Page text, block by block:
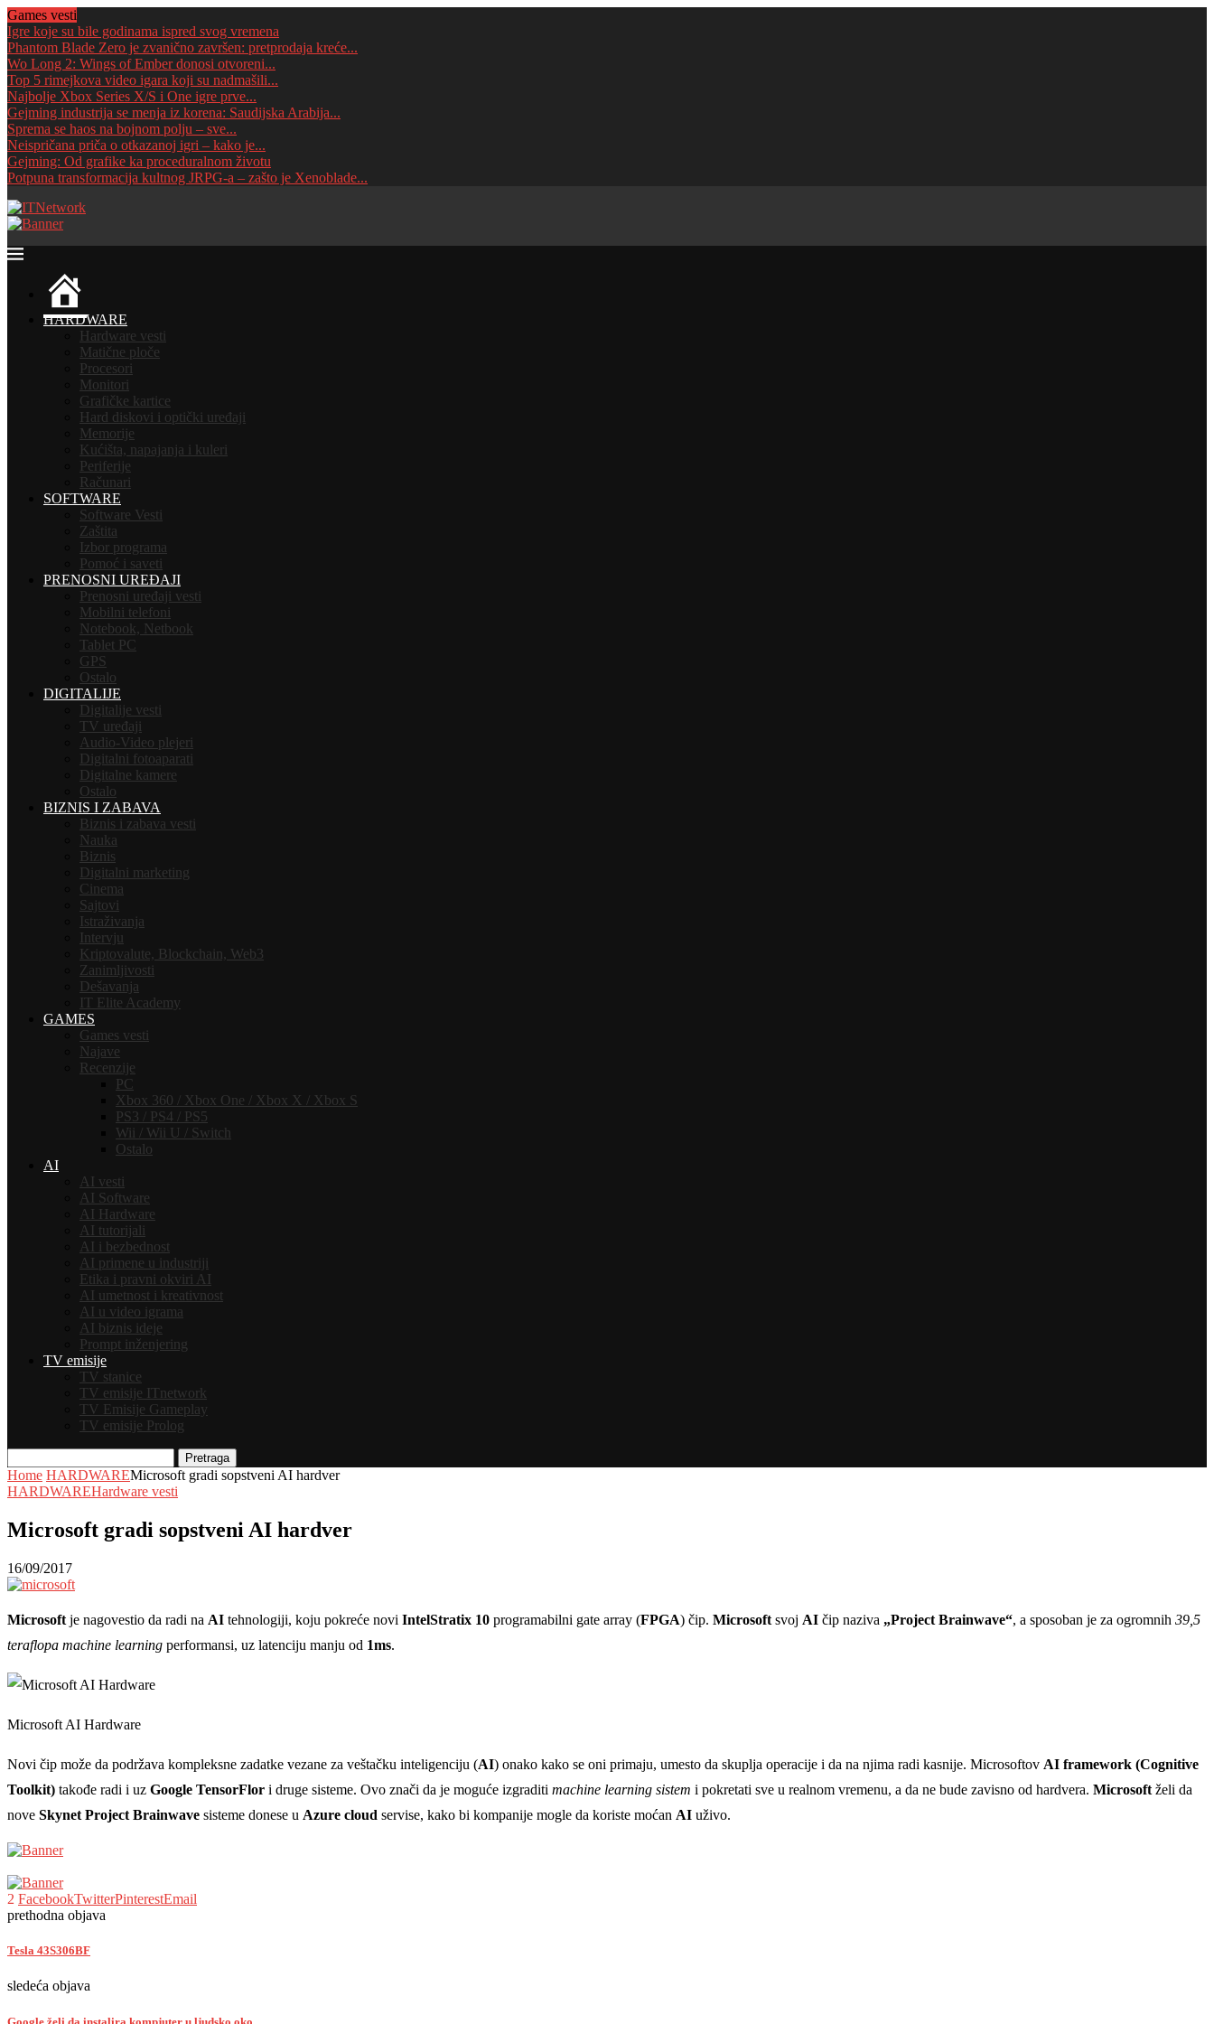
Games vesti
Igre koje su bile godinama ispred svog vremena
Phantom Blade Zero je zvanično završen: pretprodaja kreće...
Wo Long 2: Wings of Ember donosi otvoreni...
Top 5 rimejkova video igara koji su nadmašili...
Najbolje Xbox Series X/S i One igre prve...
Gejming industrija se menja iz korena: Saudijska Arabija...
Sprema se haos na bojnom polju – sve...
Neispričana priča o otkazanoj igri – kako je...
Gejming: Od grafike ka proceduralnom životu
Potpuna transformacija kultnog JRPG-a – zašto je Xenoblade...
HARDWARE
Hardware vesti
Matične ploče
Procesori
Monitori
Grafičke kartice
Hard diskovi i optički uređaji
Memorije
Kućišta, napajanja i kuleri
Periferije
Računari
SOFTWARE
Software Vesti
Zaštita
Izbor programa
Pomoć i saveti
PRENOSNI UREĐAJI
Prenosni uređaji vesti
Mobilni telefoni
Notebook, Netbook
Tablet PC
GPS
Ostalo
DIGITALIJE
Digitalije vesti
TV uređaji
Audio-Video plejeri
Digitalni fotoaparati
Digitalne kamere
Ostalo
BIZNIS I ZABAVA
Biznis i zabava vesti
Nauka
Biznis
Digitalni marketing
Cinema
Sajtovi
Istraživanja
Intervju
Kriptovalute, Blockchain, Web3
Zanimljivosti
Dešavanja
IT Elite Academy
GAMES
Games vesti
Najave
Recenzije
PC
Xbox 360 / Xbox One / Xbox X / Xbox S
PS3 / PS4 / PS5
Wii / Wii U / Switch
Ostalo
AI
AI vesti
AI Software
AI Hardware
AI tutorijali
AI i bezbednost
AI primene u industriji
Etika i pravni okviri AI
AI umetnost i kreativnost
AI u video igrama
AI biznis ideje
Prompt inženjering
TV emisije
TV stanice
TV emisije ITnetwork
TV Emisije Gameplay
TV emisije Prolog
Pretraga
Home HARDWAREMicrosoft gradi sopstveni AI hardver
HARDWAREHardware vesti
Microsoft gradi sopstveni AI hardver
16/09/2017
Microsoft je nagovestio da radi na AI tehnologiji, koju pokreće novi IntelStratix 10 programabilni gate array (FPGA) čip. Microsoft svoj AI čip naziva „Project Brainwave“, a sposoban je za ogromnih 39,5
teraflopa machine learning performansi, uz latenciju manju od 1ms.
Microsoft AI Hardware
Novi čip može da podržava kompleksne zadatke vezane za veštačku inteligenciju (AI) onako kako se oni primaju, umesto da skuplja operacije i da na njima radi kasnije. Microsoftov AI framework (Cognitive
Toolkit) takođe radi i uz Google TensorFlor i druge sisteme. Ovo znači da je moguće izgraditi machine learning sistem i pokretati sve u realnom vremenu, a da ne bude zavisno od hardvera. Microsoft želi da
nove Skynet Project Brainwave sisteme donese u Azure cloud servise, kako bi kompanije mogle da koriste moćan AI uživo.
2 FacebookTwitterPinterestEmail
prethodna objava
Tesla 43S306BF
sledeća objava